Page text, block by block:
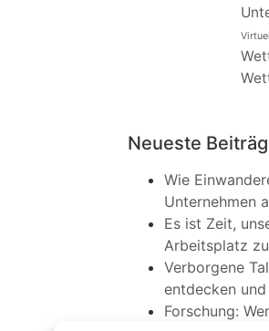
Neueste
Wie
Unternehmen
Es ist Zeit,
Arbeitsplatz
Verborgene
entdecken
Forschung: